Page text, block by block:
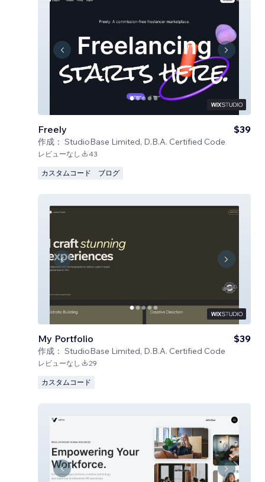
Freely
作成： StudioBase Limited, D.B.A. Certified Code
$39
レビューなし 43
カスタムコード ブログ
My Portfolio
作成： StudioBase Limited, D.B.A. Certified Code
$39
レビューなし 29
カスタムコード